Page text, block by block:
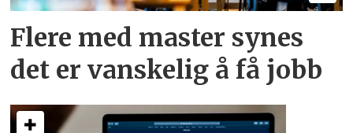
Flere med master synes
det er vanskelig å få jobb